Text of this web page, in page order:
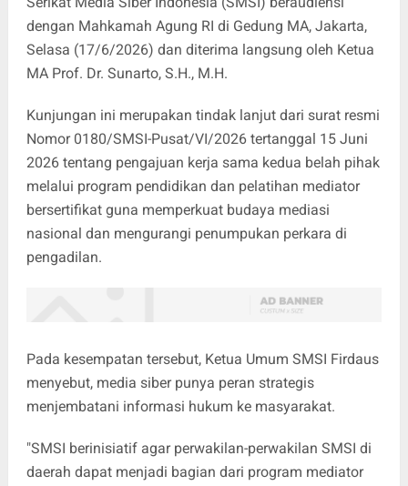
dengan Mahkamah Agung RI di Gedung MA, Jakarta,
Selasa (17/6/2026) dan diterima langsung oleh Ketua
MA Prof. Dr. Sunarto, S.H., M.H.
Kunjungan ini merupakan tindak lanjut dari surat resmi
Nomor 0180/SMSI-Pusat/VI/2026 tertanggal 15 Juni
2026 tentang pengajuan kerja sama kedua belah pihak
melalui program pendidikan dan pelatihan mediator
bersertifikat guna memperkuat budaya mediasi
nasional dan mengurangi penumpukan perkara di
pengadilan.
Pada kesempatan tersebut, Ketua Umum SMSI Firdaus
menyebut, media siber punya peran strategis
menjembatani informasi hukum ke masyarakat.
"SMSI berinisiatif agar perwakilan-perwakilan SMSI di
daerah dapat menjadi bagian dari program mediator